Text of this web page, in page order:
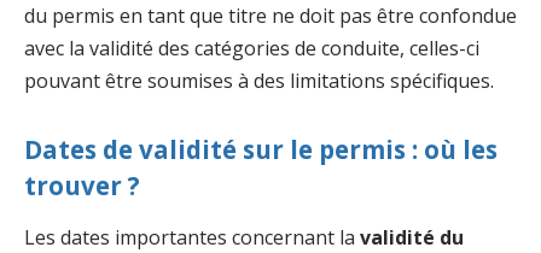
du permis en tant que titre ne doit pas être confondue
avec la validité des catégories de conduite, celles-ci
pouvant être soumises à des limitations spécifiques.
Dates de validité sur le permis : où les
trouver ?
Les dates importantes concernant la validité du